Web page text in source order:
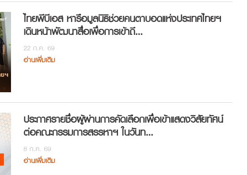
ไทยพีบีเอส หารือมูลนิธิช่วยคนตาบอดแห่งประเทศไทยฯ
เดินหน้าพัฒนาสื่อเพื่อการเข้าถึ...
22 ก.ค. 69
อ่านเพิ่มเติม
ประกาศรายชื่อผู้ผ่านการคัดเลือกเพื่อเข้าแสดงวิสัยทัศน์
ต่อคณะกรรมการสรรหาฯ ในวันท...
8 ก.ค. 69
อ่านเพิ่มเติม